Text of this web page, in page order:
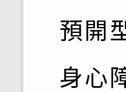
預開
身心